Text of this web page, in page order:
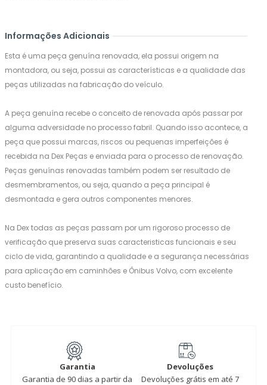
Informações Adicionais
Esta é uma peça genuína renovada, ela possui origem na
montadora, ou seja, possui as características e a qualidade das
peças utilizadas na fabricação do veículo.
A peça genuína recebe o conceito de renovada após passar por
alguma adversidade no processo fabril. Quando isso acontece, a
peça que possui marcas, riscos ou pequenas imperfeições é
recebida na Dex Peças e enviada para o processo de renovação.
Peças genuínas renovadas também podem ser resultado de
desmembramentos, ou seja, quando a peça principal é
desmontada e gera outros componentes menores.
Na Dex todas as peças passam por um rigoroso processo de
verificação que preserva suas caracteristicas funcionais e seu
ciclo de vida, garantindo a qualidade e a segurança necessárias
para aplicação em caminhões e Ônibus Volvo, com excelente
custo benefício.
Garantia
Garantia de 90 dias a partir da
Devoluções
Devoluções grátis em até 7